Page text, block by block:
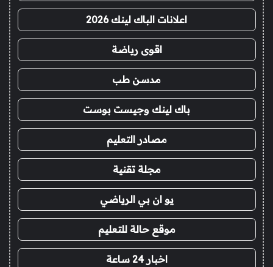
اعلانات الباك لينك 2026
اقوى رياضة
مدسن طب
باك لينك وجيست بوست
مصادر التعليم
مجلة تقنية
يو ان بي الرياضي
موقع حالة للتعليم
اخبار 24 ساعة